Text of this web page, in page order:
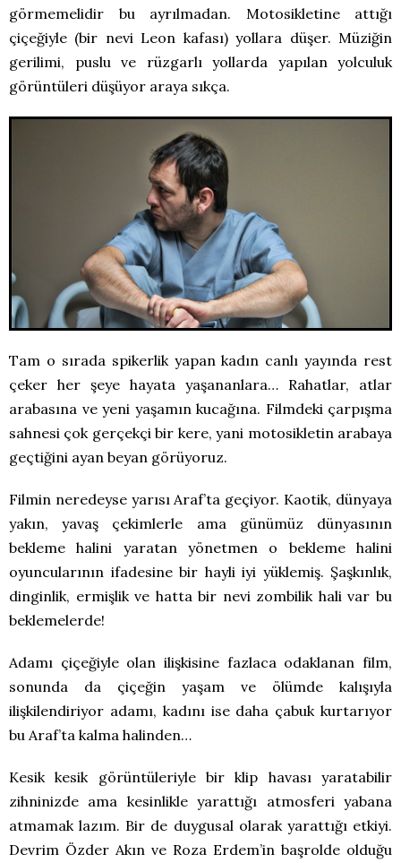
görmemelidir bu ayrılmadan. Motosikletine attığı
çiçeğiyle (bir nevi Leon kafası) yollara düşer. Müziğin
gerilimi, puslu ve rüzgarlı yollarda yapılan yolculuk
görüntüleri düşüyor araya sıkça.
Tam o sırada spikerlik yapan kadın canlı yayında rest
çeker her şeye hayata yaşananlara… Rahatlar, atlar
arabasına ve yeni yaşamın kucağına. Filmdeki çarpışma
sahnesi çok gerçekçi bir kere, yani motosikletin arabaya
geçtiğini ayan beyan görüyoruz.
Filmin neredeyse yarısı Araf’ta geçiyor. Kaotik, dünyaya
yakın, yavaş çekimlerle ama günümüz dünyasının
bekleme halini yaratan yönetmen o bekleme halini
oyuncularının ifadesine bir hayli iyi yüklemiş. Şaşkınlık,
dinginlik, ermişlik ve hatta bir nevi zombilik hali var bu
beklemelerde!
Adamı çiçeğiyle olan ilişkisine fazlaca odaklanan film,
sonunda da çiçeğin yaşam ve ölümde kalışıyla
ilişkilendiriyor adamı, kadını ise daha çabuk kurtarıyor
bu Araf’ta kalma halinden…
Kesik kesik görüntüleriyle bir klip havası yaratabilir
zihninizde ama kesinlikle yarattığı atmosferi yabana
atmamak lazım. Bir de duygusal olarak yarattığı etkiyi.
Devrim Özder Akın ve Roza Erdem’in başrolde olduğu